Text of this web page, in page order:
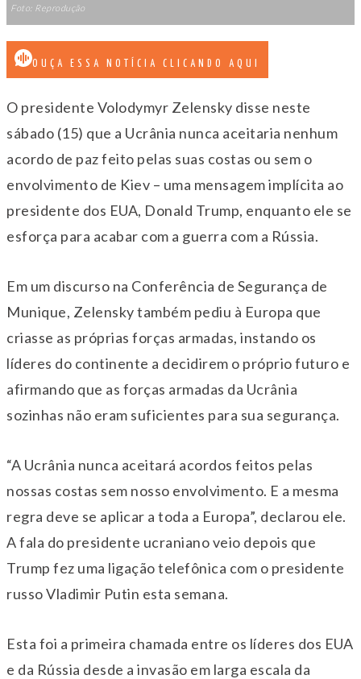
Foto: Reprodução
OUÇA ESSA NOTÍCIA CLICANDO AQUI
O presidente Volodymyr Zelensky disse neste
sábado (15) que a Ucrânia nunca aceitaria nenhum
acordo de paz feito pelas suas costas ou sem o
envolvimento de Kiev – uma mensagem implícita ao
presidente dos EUA, Donald Trump, enquanto ele se
esforça para acabar com a guerra com a Rússia.
Em um discurso na Conferência de Segurança de
Munique, Zelensky também pediu à Europa que
criasse as próprias forças armadas, instando os
líderes do continente a decidirem o próprio futuro e
afirmando que as forças armadas da Ucrânia
sozinhas não eram suficientes para sua segurança.
“A Ucrânia nunca aceitará acordos feitos pelas
nossas costas sem nosso envolvimento. E a mesma
regra deve se aplicar a toda a Europa”, declarou ele.
A fala do presidente ucraniano veio depois que
Trump fez uma ligação telefônica com o presidente
russo Vladimir Putin esta semana.
Esta foi a primeira chamada entre os líderes dos EUA
e da Rússia desde a invasão em larga escala da